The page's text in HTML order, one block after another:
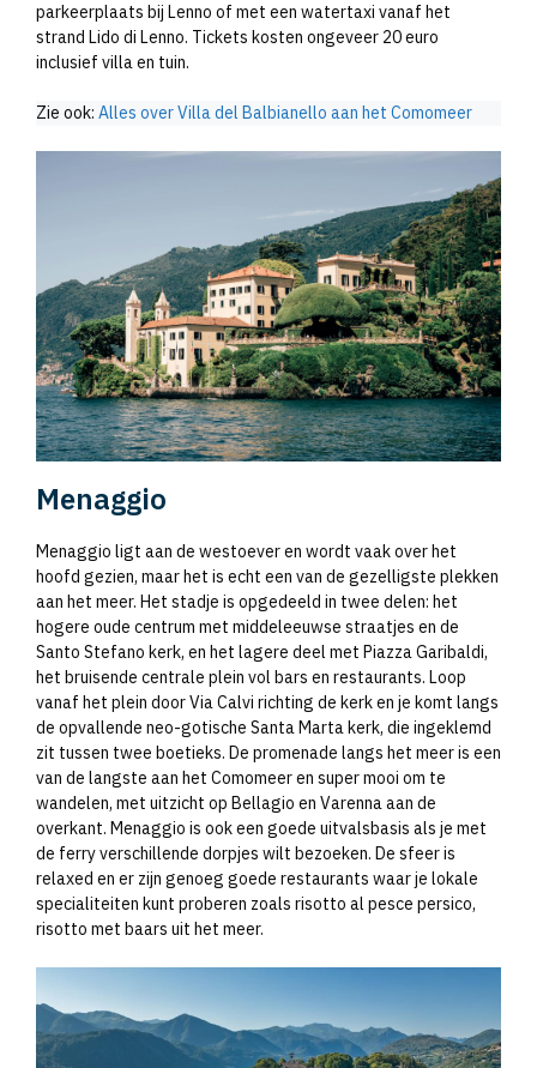
parkeerplaats bij Lenno of met een watertaxi vanaf het
strand Lido di Lenno. Tickets kosten ongeveer 20 euro
inclusief villa en tuin.
Zie ook: Alles over Villa del Balbianello aan het Comomeer
Menaggio
Menaggio ligt aan de westoever en wordt vaak over het
hoofd gezien, maar het is echt een van de gezelligste plekken
aan het meer. Het stadje is opgedeeld in twee delen: het
hogere oude centrum met middeleeuwse straatjes en de
Santo Stefano kerk, en het lagere deel met Piazza Garibaldi,
het bruisende centrale plein vol bars en restaurants. Loop
vanaf het plein door Via Calvi richting de kerk en je komt langs
de opvallende neo-gotische Santa Marta kerk, die ingeklemd
zit tussen twee boetieks. De promenade langs het meer is een
van de langste aan het Comomeer en super mooi om te
wandelen, met uitzicht op Bellagio en Varenna aan de
overkant. Menaggio is ook een goede uitvalsbasis als je met
de ferry verschillende dorpjes wilt bezoeken. De sfeer is
relaxed en er zijn genoeg goede restaurants waar je lokale
specialiteiten kunt proberen zoals risotto al pesce persico,
risotto met baars uit het meer.